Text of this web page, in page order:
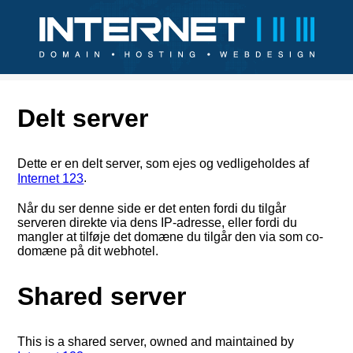
Delt server
Dette er en delt server, som ejes og vedligeholdes af
Internet 123.
Når du ser denne side er det enten fordi du tilgår
serveren direkte via dens IP-adresse, eller fordi du
mangler at tilføje det domæne du tilgår den via som co-
domæne på dit webhotel.
Shared server
This is a shared server, owned and maintained by